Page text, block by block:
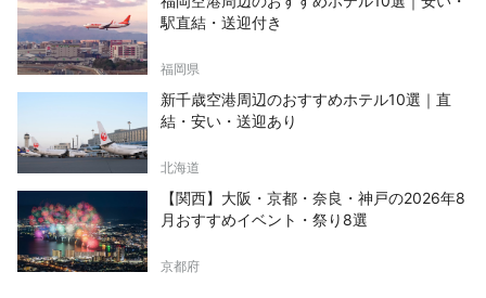
駅直結・送迎付き
福岡県
新千歳空港周辺のおすすめホテル10選｜直
結・安い・送迎あり
北海道
【関西】大阪・京都・奈良・神戸の2026年8
月おすすめイベント・祭り8選
京都府